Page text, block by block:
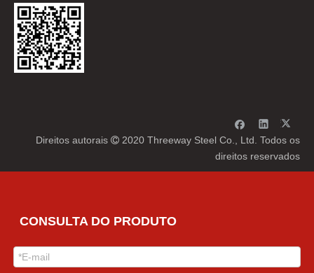
Direitos autorais  2020 Threeway Steel Co., Ltd. Todos os
direitos reservados
CONSULTA DO PRODUTO